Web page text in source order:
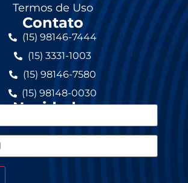
Termos de Uso
Contato
(15) 98146-7444
(15) 3331-1003
(15) 98146-7580
(15) 98148-0030
Novidades